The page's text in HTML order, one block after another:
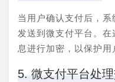
当用户确认支付后，
发送到微支付平台。
息进行加密，以保护用
5. 微支付平台处